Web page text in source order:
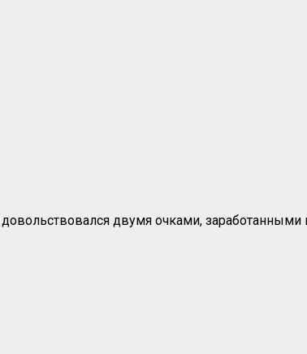
двумя очками, заработанными